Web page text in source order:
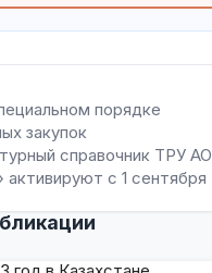
порядке
закупок
справочник ТРУ АО
с 1 сентября